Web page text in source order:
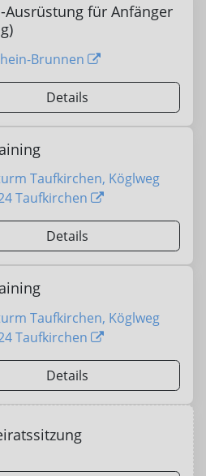
Ausrüstung für Anfänger
Brunnen
Details
Taufkirchen, Köglweg
Taufkirchen
Details
Taufkirchen, Köglweg
Taufkirchen
Details